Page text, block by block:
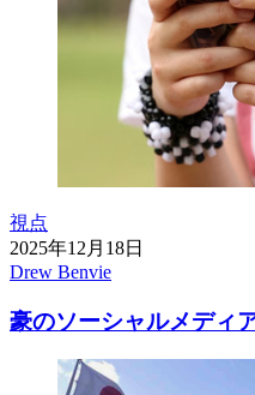
視点
2025年12月18日
Drew Benvie
豪のソーシャルメディ